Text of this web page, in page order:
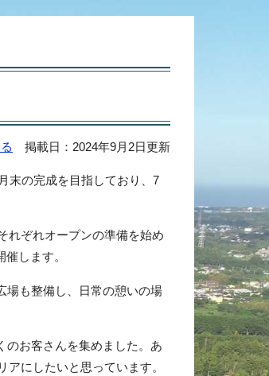
掲載日：2024年9月2日更新
末の完成を目指しており、7
れぞれオープンの準備を始め
します。
場も整備し、日常の憩いの場
のお客さんを集めました。あ
にしたいと思っています。